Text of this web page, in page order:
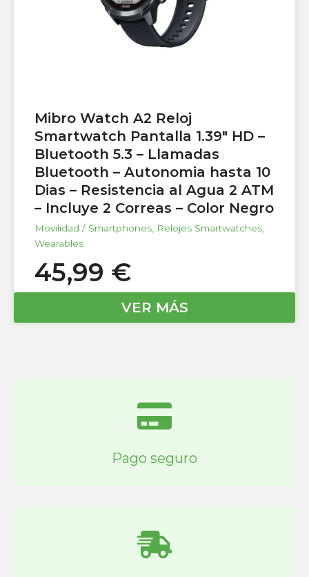
Mibro Watch A2 Reloj
Smartwatch Pantalla 1.39″ HD –
Bluetooth 5.3 – Llamadas
Bluetooth – Autonomia hasta 10
Dias – Resistencia al Agua 2 ATM
– Incluye 2 Correas – Color Negro
Movilidad / Smartphones, Relojes Smartwatches,
Wearables
45,99 €
VER MÁS
Pago seguro